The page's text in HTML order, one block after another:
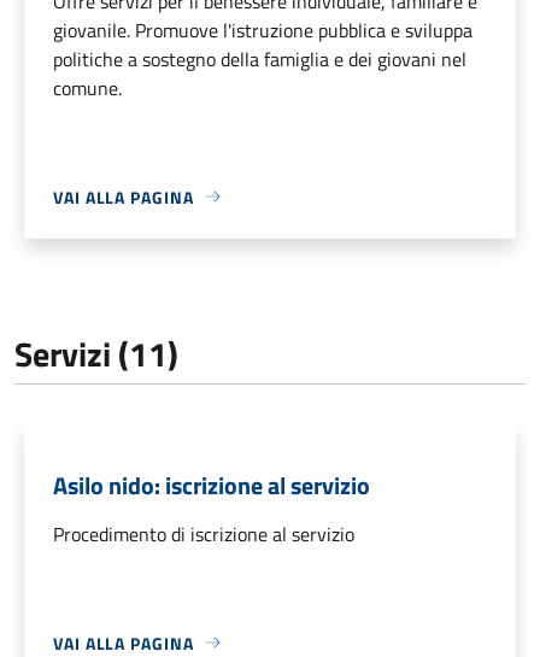
giovanile. Promuove l'istruzione pubblica e sviluppa
politiche a sostegno della famiglia e dei giovani nel
comune.
VAI ALLA PAGINA
Servizi (11)
Asilo nido: iscrizione al servizio
Procedimento di iscrizione al servizio
VAI ALLA PAGINA